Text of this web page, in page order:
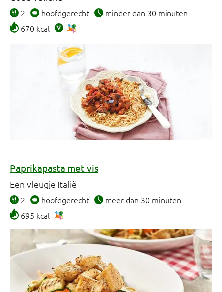
2 hoofdgerecht
minder dan 30 minuten
670 kcal
Paprikapasta met vis
Een vleugje Italië
2 hoofdgerecht
meer dan 30 minuten
695 kcal